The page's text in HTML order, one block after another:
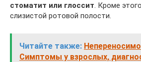
стоматит или глоссит. Кроме
слизистой ротовой полости.
Читайте также:
Симптомы у взрослых,